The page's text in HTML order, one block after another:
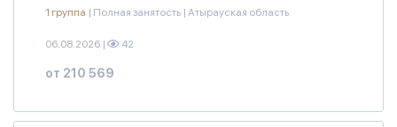
1 группа | Полная занятость | Атырауская область
06.08.2026 | 42
от 210 569